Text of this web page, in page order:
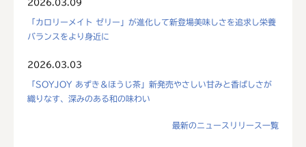
2026.03.09
「カロリーメイト ゼリー」が進化して新登場美味しさを追求し栄養
バランスをより身近に
2026.03.03
「SOYJOY あずき＆ほうじ茶」新発売やさしい甘みと香ばしさが
織りなす、深みのある和の味わい
最新のニュースリリース一覧